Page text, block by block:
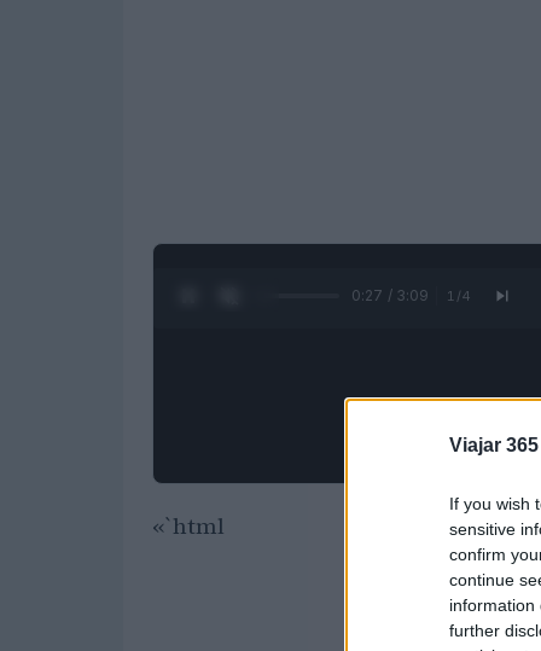
Viajar 365
If you wish
sensitive
confirm
continue
information
further
0:28 / 3:09 1 /4
«`html